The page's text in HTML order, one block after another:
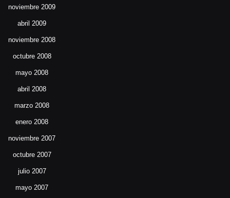
noviembre 2009
abril 2009
noviembre 2008
octubre 2008
mayo 2008
abril 2008
marzo 2008
enero 2008
noviembre 2007
octubre 2007
julio 2007
mayo 2007